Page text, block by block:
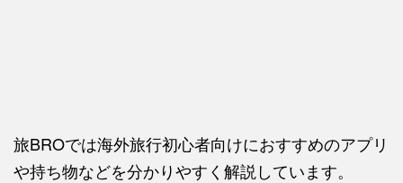
旅BROでは海外旅行初心者向けにおすすめのアプリ
や持ち物などを分かりやすく解説しています。